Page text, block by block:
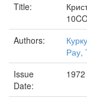
Title:
Authors:
Рау,
Issue
Date:
1972